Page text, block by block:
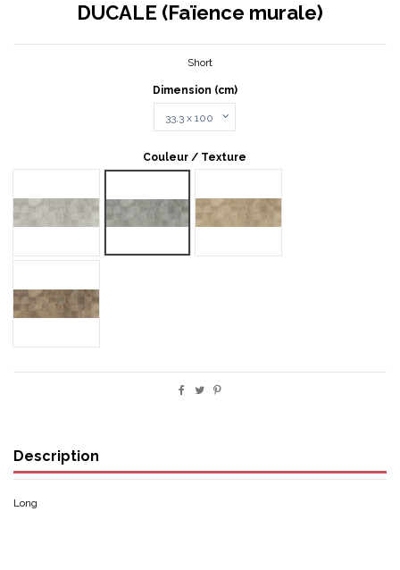
DUCALE (Faïence murale)
Short
Dimension (cm)
Couleur / Texture
Description
Long